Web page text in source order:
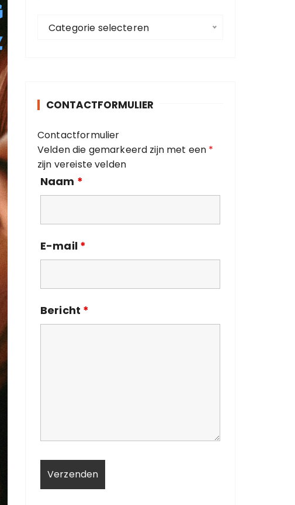
r
e
ë
n
Categorie selecteren
CONTACTFORMULIER
Contactformulier
Velden die gemarkeerd zijn met een *
zijn vereiste velden
Naam *
E-mail *
Bericht *